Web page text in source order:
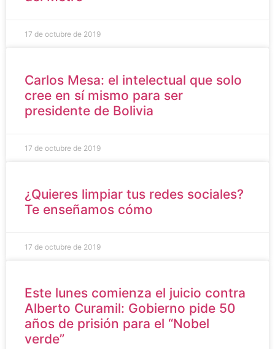
17 de octubre de 2019
Carlos Mesa: el intelectual que solo
cree en sí mismo para ser
presidente de Bolivia
17 de octubre de 2019
¿Quieres limpiar tus redes sociales?
Te enseñamos cómo
17 de octubre de 2019
Este lunes comienza el juicio contra
Alberto Curamil: Gobierno pide 50
años de prisión para el “Nobel
verde”